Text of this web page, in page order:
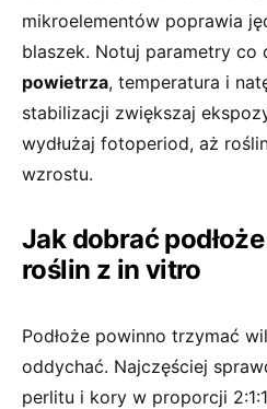
mikroelementów poprawia
blaszek. Notuj parametry co
powietrza, temperatura i
stabilizacji zwiększaj
wydłużaj fotoperiod, aż
wzrostu.
Jak dobrać
roślin z in vitro
Podłoże powinno trzymać
oddychać. Najczęściej
perlitu i kory w proporcji